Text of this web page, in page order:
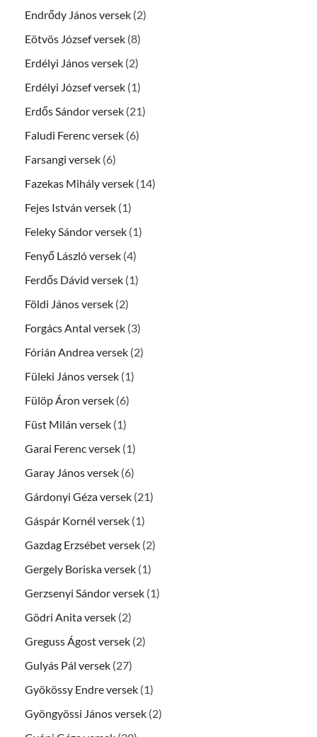
Endrődy János versek (2)
Eötvös József versek (8)
Erdélyi János versek (2)
Erdélyi József versek (1)
Erdős Sándor versek (21)
Faludi Ferenc versek (6)
Farsangi versek (6)
Fazekas Mihály versek (14)
Fejes István versek (1)
Feleky Sándor versek (1)
Fenyő László versek (4)
Ferdős Dávid versek (1)
Földi János versek (2)
Forgács Antal versek (3)
Fórián Andrea versek (2)
Füleki János versek (1)
Fülöp Áron versek (6)
Füst Milán versek (1)
Garai Ferenc versek (1)
Garay János versek (6)
Gárdonyi Géza versek (21)
Gáspár Kornél versek (1)
Gazdag Erzsébet versek (2)
Gergely Boriska versek (1)
Gerzsenyi Sándor versek (1)
Gödri Anita versek (2)
Greguss Ágost versek (2)
Gulyás Pál versek (27)
Gyökössy Endre versek (1)
Gyöngyössi János versek (2)